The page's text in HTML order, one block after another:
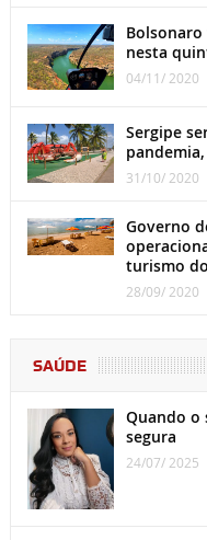
nesta
04/11/ 2020
Sergipe
31/10/ 2020
Governo
turismo
28/09/ 2020
SAÚDE
Quando o
segura
24/07/ 2025